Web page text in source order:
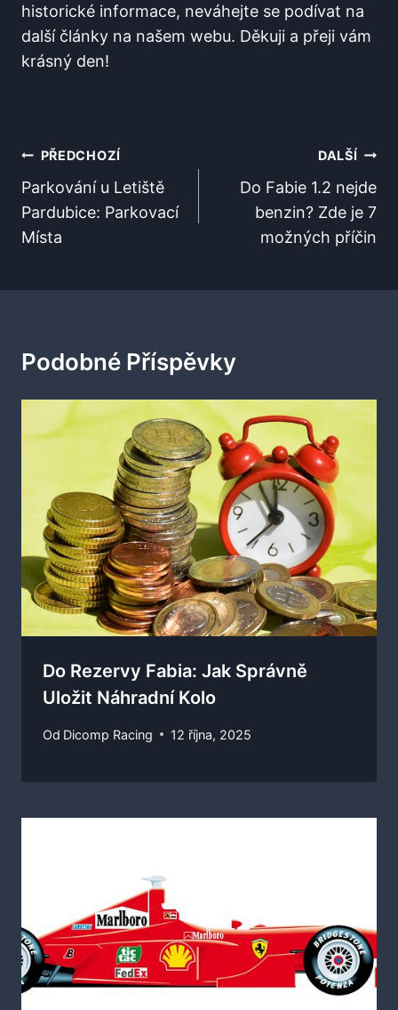
historické informace, neváhejte se podívat na
další články na našem webu. Děkuji a přeji vám
krásný den!
Navigace
Pro
Příspěvek
PŘEDCHOZÍ
Parkování u Letiště
Pardubice: Parkovací
Místa
DALŠÍ
Do Fabie 1.2 nejde
benzin? Zde je 7
možných příčin
Podobné Příspěvky
Do Rezervy Fabia: Jak Správně
Uložit Náhradní Kolo
Od Dicomp Racing 12 října, 2025